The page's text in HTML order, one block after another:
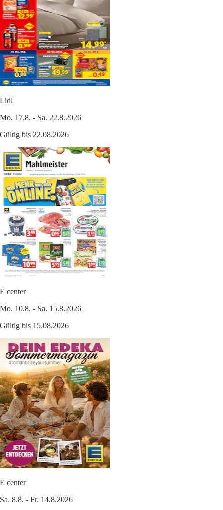
Lidl
Mo. 17.8. - Sa. 22.8.2026
Gültig bis 22.08.2026
E center
Mo. 10.8. - Sa. 15.8.2026
Gültig bis 15.08.2026
E center
Sa. 8.8. - Fr. 14.8.2026